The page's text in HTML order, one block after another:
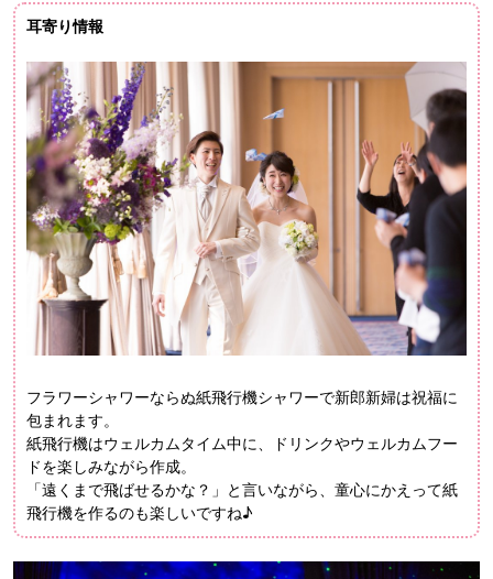
耳寄り情報
フラワーシャワーならぬ紙飛行機シャワーで新郎新婦は祝福に
包まれます。
紙飛行機はウェルカムタイム中に、ドリンクやウェルカムフー
ドを楽しみながら作成。
「遠くまで飛ばせるかな？」と言いながら、童心にかえって紙
飛行機を作るのも楽しいですね♪